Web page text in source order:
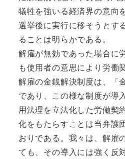
犠牲を強いる経済界の意向
選挙後に実行に移そうとす
ることは明らかである。
解雇が無効であった場合に
も使用者の意思により労働
解雇の金銭解決制度は、「
であり、この様な制度が導
用法理を立法化した労働契
化をもたらすことは当弁護
おりである。我々は、解雇
ても、その導入には強く反